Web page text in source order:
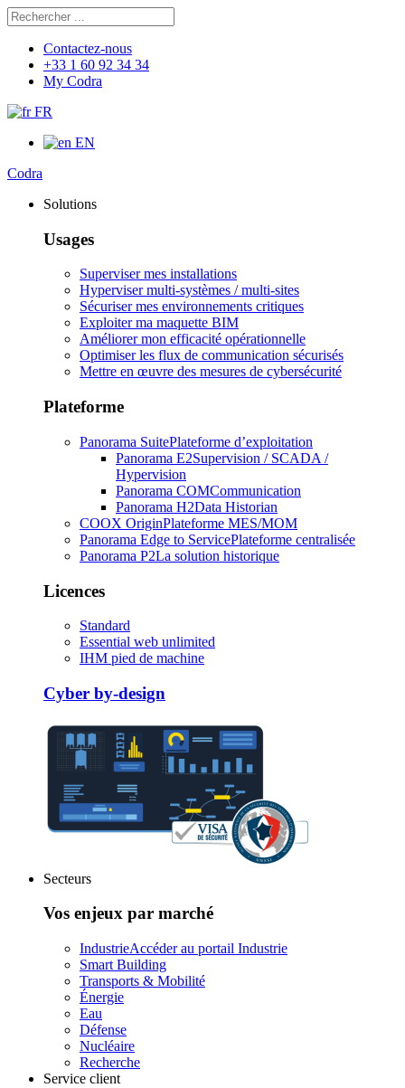
Rechercher
Contactez-nous
+33 1 60 92 34 34
My Codra
FR
EN
Codra
Solutions
Usages
Superviser mes installations
Hyperviser multi-systèmes / multi-sites
Sécuriser mes environnements critiques
Exploiter ma maquette BIM
Améliorer mon efficacité opérationnelle
Optimiser les flux de communication sécurisés
Mettre en œuvre des mesures de cybersécurité
Plateforme
Panorama SuitePlateforme d’exploitation
Panorama E2Supervision / SCADA /
Hypervision
Panorama COMCommunication
Panorama H2Data Historian
COOX OriginPlateforme MES/MOM
Panorama Edge to ServicePlateforme centralisée
Panorama P2La solution historique
Licences
Standard
Essential web unlimited
IHM pied de machine
Cyber by-design
Secteurs
Vos enjeux par marché
IndustrieAccéder au portail Industrie
Smart Building
Transports & Mobilité
Énergie
Eau
Défense
Nucléaire
Recherche
Service client